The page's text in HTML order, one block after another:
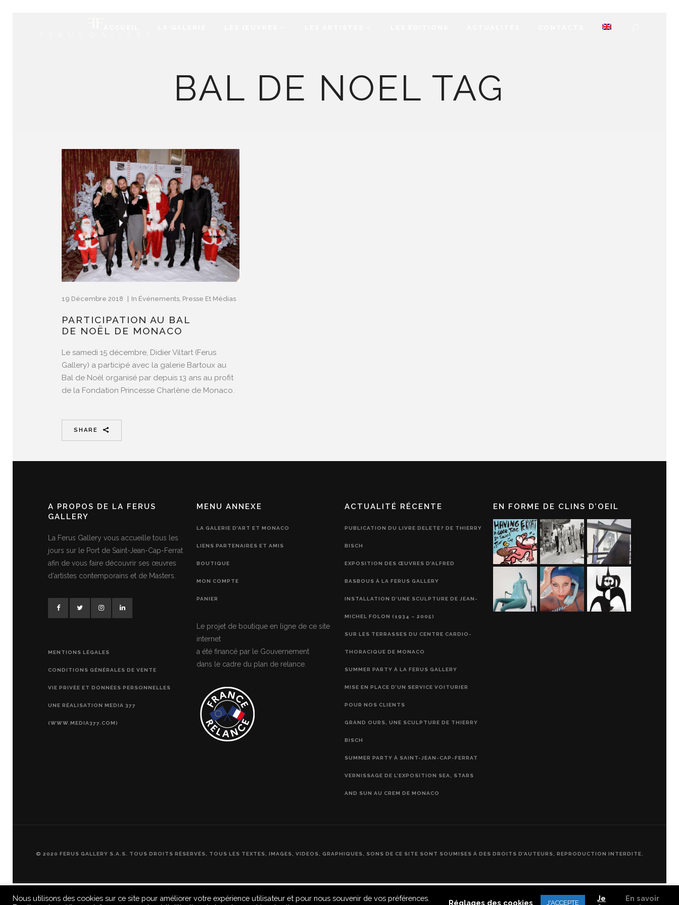
BAL DE NOEL TAG
19 Décembre 2018 In Événements Presse Et Médias
PARTICIPATION AU BAL
DE NOËL DE MONACO
Le samedi 15 décembre, Didier Viltart (Ferus
Gallery) a participé avec la galerie Bartoux au
Bal de Noël organisé par depuis 13 ans au profit
de la Fondation Princesse Charlène de Monaco.
SHARE
A PROPOS DE LA FERUS
GALLERY
La Ferus Gallery vous accueille tous les
jours sur le Port de Saint-Jean-Cap-Ferrat
afin de vous faire découvrir ses œuvres
d'artistes contemporains et de Masters.
MENTIONS LÉGALES
CONDITIONS GÉNÉRALES DE VENTE
VIE PRIVÉE ET DONNÉES PERSONNELLES
UNE RÉALISATION MEDIA 377
(WWW.MEDIA377.COM)
MENU ANNEXE
LA GALERIE D’ART ET MONACO
LIENS PARTENAIRES ET AMIS
BOUTIQUE
MON COMPTE
PANIER
Le projet de boutique en ligne de ce site
internet
a été financé par le Gouvernement
dans le cadre du plan de relance.
ACTUALITÉ RÉCENTE
PUBLICATION DU LIVRE DELETE? DE THIERRY
BISCH
EXPOSITION DES ŒUVRES D’ALFRED
BASBOUS À LA FERUS GALLERY
INSTALLATION D’UNE SCULPTURE DE JEAN-
MICHEL FOLON (1934 – 2005)
SUR LES TERRASSES DU CENTRE CARDIO-
THORACIQUE DE MONACO
SUMMER PARTY À LA FERUS GALLERY
MISE EN PLACE D’UN SERVICE VOITURIER
POUR NOS CLIENTS
GRAND OURS, UNE SCULPTURE DE THIERRY
BISCH
SUMMER PARTY À SAINT-JEAN-CAP-FERRAT
VERNISSAGE DE L’EXPOSITION SEA, STARS
AND SUN AU CREM DE MONACO
EN FORME DE CLINS D’OEIL
© 2020 FERUS GALLERY S.A.S. TOUS DROITS RÉSERVÉS, TOUS LES TEXTES, IMAGES, VIDEOS, GRAPHIQUES, SONS DE CE SITE SONT SOUMISES À DES DROITS D’AUTEURS, REPRODUCTION INTERDITE.
Nous utilisons des cookies sur ce site pour améliorer votre expérience utilisateur et pour nous souvenir de vos préférences.
Réglages des cookies J'ACCEPTE
Je
En savoir